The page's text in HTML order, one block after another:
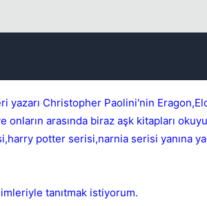
Christopher Paolini'nin
arasında biraz aşk kitapları
potter serisi,narnia serisi yanına
tanıtmak istiyorum.